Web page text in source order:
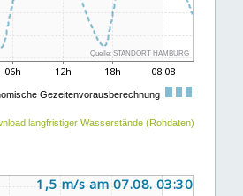
langfristiger Wasserstände (Rohdaten)